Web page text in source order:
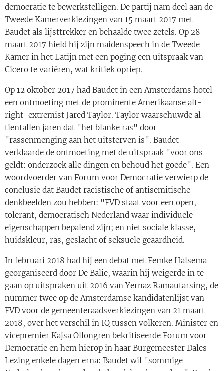
democratie te bewerkstelligen. De partij nam deel aan de
Tweede Kamerverkiezingen van 15 maart 2017 met
Baudet als lijsttrekker en behaalde twee zetels. Op 28
maart 2017 hield hij zijn maidenspeech in de Tweede
Kamer in het Latijn met een poging een uitspraak van
Cicero te variëren, wat kritiek opriep.
Op 12 oktober 2017 had Baudet in een Amsterdams hotel
een ontmoeting met de prominente Amerikaanse alt-
right-extremist Jared Taylor. Taylor waarschuwde al
tientallen jaren dat "het blanke ras" door
"rassenmenging aan het uitsterven is". Baudet
verklaarde de ontmoeting met de uitspraak "voor ons
geldt: onderzoek alle dingen en behoud het goede". Een
woordvoerder van Forum voor Democratie verwierp de
conclusie dat Baudet racistische of antisemitische
denkbeelden zou hebben: "FVD staat voor een open,
tolerant, democratisch Nederland waar individuele
eigenschappen bepalend zijn; en niet sociale klasse,
huidskleur, ras, geslacht of seksuele geaardheid.
In februari 2018 had hij een debat met Femke Halsema
georganiseerd door De Balie, waarin hij weigerde in te
gaan op uitspraken uit 2016 van Yernaz Ramautarsing, de
nummer twee op de Amsterdamse kandidatenlijst van
FVD voor de gemeenteraadsverkiezingen van 21 maart
2018, over het verschil in IQ tussen volkeren. Minister en
vicepremier Kajsa Ollongren bekritiseerde Forum voor
Democratie en hem hierop in haar Burgemeester Dales
Lezing enkele dagen erna: Baudet wil "sommige